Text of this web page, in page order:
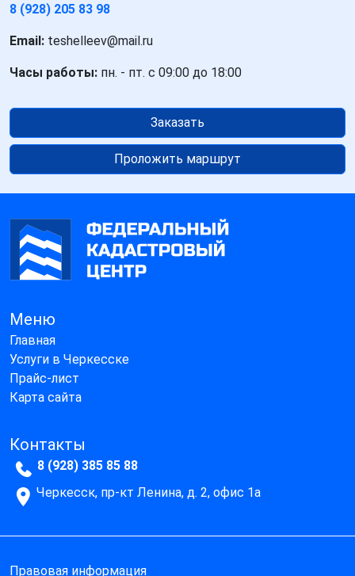
8 (928) 205 83 98
Email: teshelleev@mail.ru
Часы работы: пн. - пт. с 09:00 до 18:00
Заказать
Проложить маршрут
Меню
Главная
Услуги в Черкесске
Прайс-лист
Карта сайта
Контакты
8 (928) 385 85 88
Черкесск, пр-кт Ленина, д. 2, офис 1а
Правовая информация